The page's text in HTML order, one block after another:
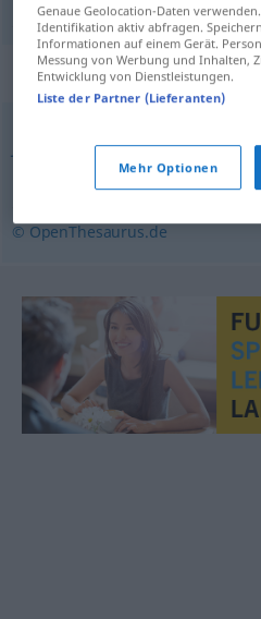
Synonyme für
Jause (österr.),Stärkung (ugs.),
Imbiss, Znüni
© OpenThesaurus.de
Genaue Geolocation-Daten
Identifikation aktiv abfragen.
Informationen auf einem Gerät.
Messung von Werbung und Inhalten,
Entwicklung von Dienstleistungen.
Liste der Partner (Lieferanten)
Mehr Optionen